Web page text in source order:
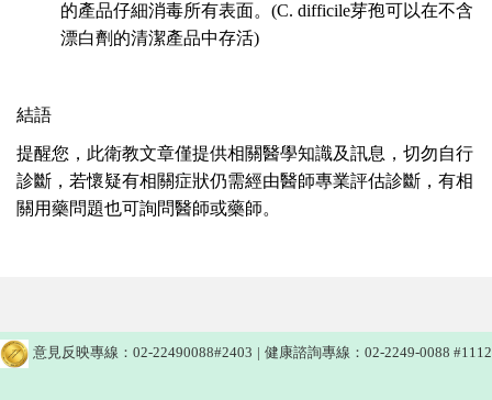
的產品仔細消毒所有表面。(C. difficile芽孢可以在不含
漂白劑的清潔產品中存活)
結語
提醒您，此衛教文章僅提供相關醫學知識及訊息，切勿自行
診斷，若懷疑有相關症狀仍需經由醫師專業評估診斷，有相
關用藥問題也可詢問醫師或藥師。
意見反映專線：02-22490088#2403 | 健康諮詢專線：02-2249-0088 #1112